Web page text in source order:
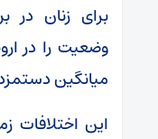
وضعیت را در
میانگین
این اختلافات